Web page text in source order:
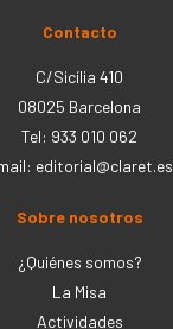
Contacto
C/Sicília 410
08025 Barcelona
Tel: 933 010 062
editorial@claret.es
Sobre nosotros
¿Quiénes somos?
La Misa
Actividades